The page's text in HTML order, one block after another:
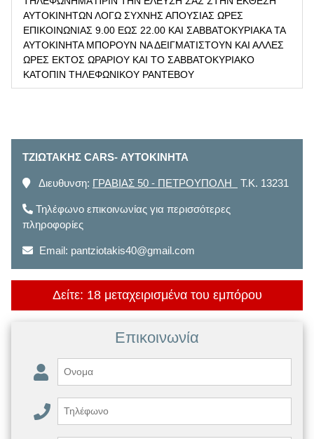
ΑΥΤΟΚΙΝΗΤΩΝ ΛΟΓΩ ΣΥΧΝΗΣ ΑΠΟΥΣΙΑΣ ΩΡΕΣ
ΕΠΙΚΟΙΝΩΝΙΑΣ 9.00 ΕΩΣ 22.00 ΚΑΙ ΣΑΒΒΑΤΟΚΥΡΙΑΚΑ ΤΑ
ΑΥΤΟΚΙΝΗΤΑ ΜΠΟΡΟΥΝ ΝΑ ΔΕΙΓΜΑΤΙΣΤΟΥΝ ΚΑΙ ΑΛΛΕΣ
ΩΡΕΣ ΕΚΤΟΣ ΩΡΑΡΙΟΥ ΚΑΙ ΤΟ ΣΑΒΒΑΤΟΚΥΡΙΑΚΟ
ΚΑΤΟΠΙΝ ΤΗΛΕΦΩΝΙΚΟΥ ΡΑΝΤΕΒΟΥ
ΤΖΙΩΤΑΚΗΣ CARS- ΑΥΤΟΚΙΝΗΤΑ
Διευθυνση: ΓΡΑΒΙΑΣ 50 - ΠΕΤΡΟΥΠΟΛΗ T.K. 13231
Τηλέφωνο επικοινωνίας για περισσότερες
πληροφορίες
Email: pantziotakis40@gmail.com
Δείτε: 18 μεταχειρισμένα του εμπόρου
Επικοινωνία